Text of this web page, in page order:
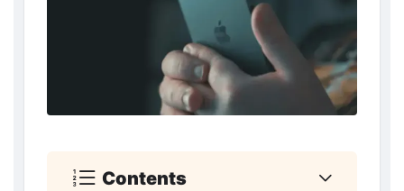
Contents